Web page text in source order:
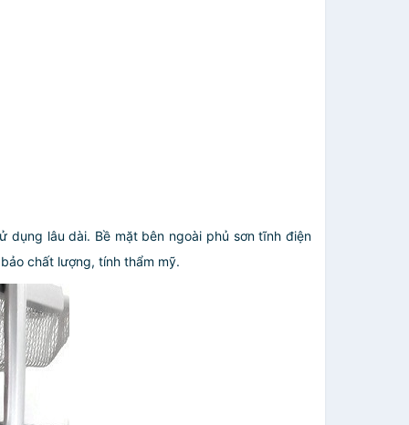
lâu dài. Bề mặt bên ngoài phủ sơn tĩnh điện
chất lượng, tính thẩm mỹ.